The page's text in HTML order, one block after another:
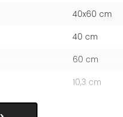
40x60 cm
40 cm
60 cm
10,3 cm